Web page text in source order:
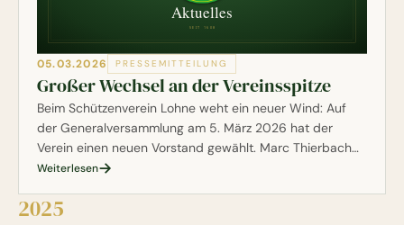
05.03.2026 PRESSEMITTEILUNG
Großer Wechsel an der Vereinsspitze
Beim Schützenverein Lohne weht ein neuer Wind: Auf
der Generalversammlung am 5. März 2026 hat der
Verein einen neuen Vorstand gewählt. Marc Thierbach
übernimmt das Amt des 1. Vorsitzenden von Uwe
erneut angetreten ist. Insgesamt acht Posten wurden
Weiterlesen
2025